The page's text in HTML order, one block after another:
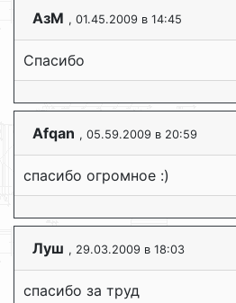
АзМ , 01.45.2009 в 14:45
Спасибо
Afqan , 05.59.2009 в 20:59
спасибо огромное :)
Луш , 29.03.2009 в 18:03
спасибо за труд